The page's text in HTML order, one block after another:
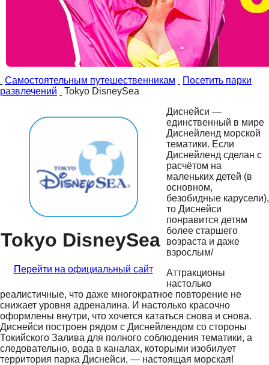
Самостоятельным путешественникам
Посетить парки
развлечений
Tokyo DisneySea
Tokyo DisneySea
Перейти на официальный сайт
Диснейси —
единственный в мире
Диснейленд морской
тематики. Если
Диснейленд сделан с
расчётом на
маленьких детей (в
основном,
безобидные карусели),
то Диснейси
понравится детям
более старшего
возраста и даже
взрослым/
Аттракционы
настолько
реалистичные, что даже многократное повторение не
снижает уровня адреналина. И настолько красочно
оформлены внутри, что хочется кататься снова и снова.
Диснейси построен рядом с Диснейлендом со стороны
Токийского Залива для полного соблюдения тематики, а
следовательно, вода в каналах, которыми изобилует
территория парка Диснейси, — настоящая морская!